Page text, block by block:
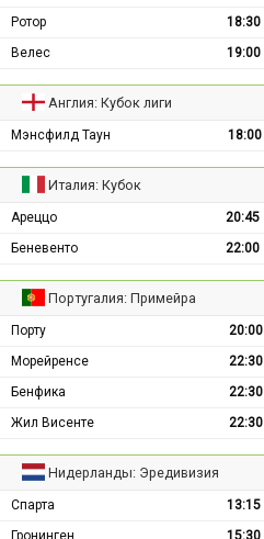
Ротор
18:30
Велес
19:00
Англия: Кубок лиги
Мэнсфилд Таун 18:00
Италия: Кубок
Ареццо 20:45
Беневенто
22:00
Португалия: Примейра
Порту 20:00
Морейренсе
22:30
Бенфика
22:30
Жил Висенте
22:30
Нидерланды: Эредивизия
Спарта 13:15
Гронинген
15:30